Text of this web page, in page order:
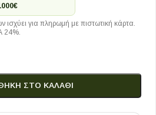
για πληρωμή με πιστωτική κάρτα.
24%.
ΣΤΟ ΚΑΛΆΘΙ